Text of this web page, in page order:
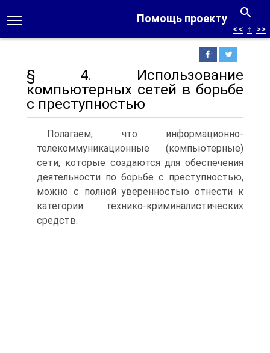
Помощь проекту
<< ↑ >>
§ 4. Использование
компьютерных сетей в борьбе
с преступностью
Полагаем, что информационно-
телекоммуникационные (компьютерные)
сети, которые создаются для обеспечения
деятельности по борьбе с преступностью,
можно с полной уверенностью отнести к
категории технико-криминалистических
средств.